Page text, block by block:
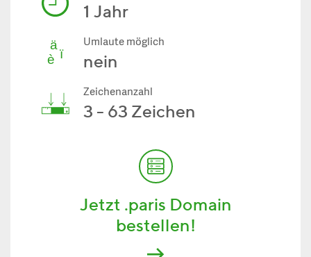
1 Jahr
Umlaute möglich
nein
Zeichenanzahl
3 - 63 Zeichen
Jetzt .paris Domain
bestellen!